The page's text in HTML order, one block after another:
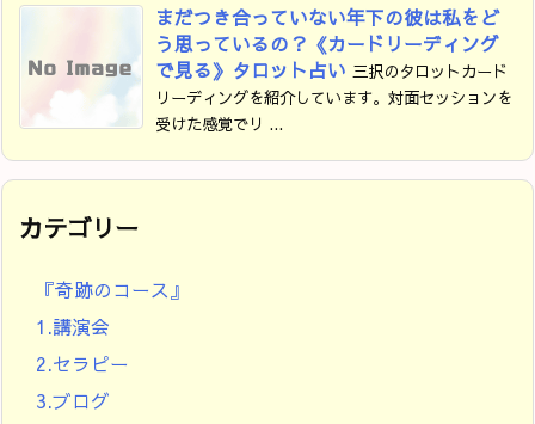
まだつき合っていない年下の彼は私をど
う思っているの？《カードリーディング
で見る》タロット占い 三択のタロットカード
リーディングを紹介しています。対面セッションを
受けた感覚でリ ...
カテゴリー
『奇跡のコース』
1.講演会
2.セラピー
3.ブログ